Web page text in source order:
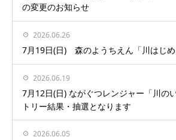
の変更のお知らせ
2026.06.26
7月19日(日) 森のようちえん「川はじ
2026.06.19
7月12日(日) ながぐつレンジャー「川の
トリー結果・抽選となります
2026.06.05